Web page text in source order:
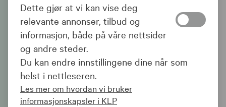
Hundeforsikring
Har du jobb med pensjon i KLP, får du 20
% lavere pris på hundeforsikring.
Forsikringen dekker veterinærutgifter i
Norden, dødsfall dekkes over hele verden.
Sjekk pris, da vel!
Dette gjør at vi kan vise deg
relevante annonser, tilbud og
informasjon, både på våre nettsider
og andre steder.
Du kan endre innstillingene dine når som
helst i nettleseren.
Les mer om hvordan vi bruker
informasjonskapsler i KLP